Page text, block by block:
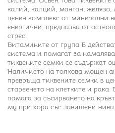
калий, калций, манган, желязо,
ценен комплекс от минерални
енергични, предпазва от
стрес.
Витамините от група В
система и помагат за
тиквените семки се съдържат
Наличието на толкова мощен
превръща тиквените семки в
стареенето на клетките и
помага за съсирването на
му при хора със завишени нива